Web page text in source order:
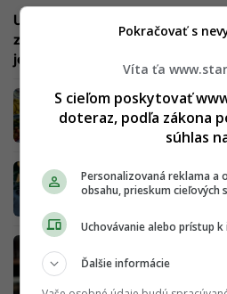
Urýchľuje hojenie rán a zlepšuje
zdravá pochúťka odteraz
jedálničku
Sušené ovocie ti
ako pomôže.
Zdravotné
týchto surovín si
Víta ťa
S cieľom poskytovať
doteraz, podľa zákona
súhlas
Personalizovaná reklama a
obsahu, prieskum cieľových
Uchovávanie alebo prístup
Ďalšie informácie
Pokračovať s